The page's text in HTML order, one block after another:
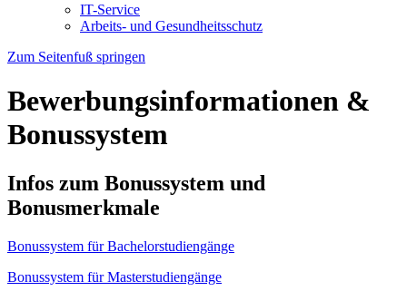
IT-Service
Arbeits- und Gesundheitsschutz
Zum Seitenfuß springen
Bewerbungsinformationen &
Bonussystem
Infos zum Bonussystem und
Bonusmerkmale
Bonussystem für Bachelorstudiengänge
Bonussystem für Masterstudiengänge